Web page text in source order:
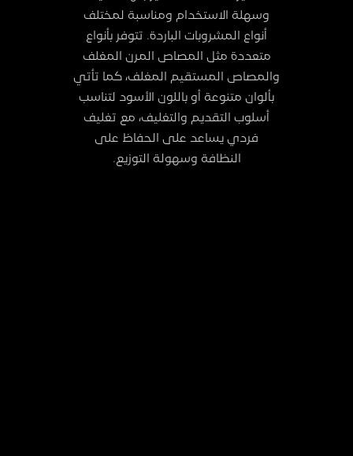
وسهلة الاستخدام ومناسبة لمختلف
أنواع المشروبات الباردة. تتوفر بأنواع
متعددة مثل المصاص المرن المغلف
والمصاص المستقيم المغلف، كما تأتي
بألوان متنوعة أو باللون الأسود لتناسب
أسلوب التقديم والتغليف، مع تغليف
فردي يساعد على الحفاظ على
النظافة وسهولة التوزيع.